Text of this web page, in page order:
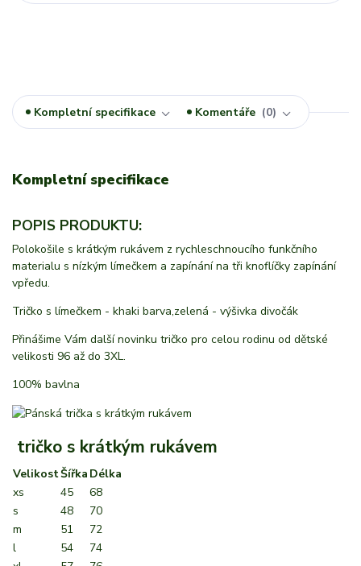
Kompletní specifikace Komentáře 0
Kompletní specifikace
POPIS PRODUKTU:
Polokošile s krátkým rukávem z rychleschnoucího funkčního
materialu s nízkým límečkem a zapínání na tři knoflíčky zapínání
vpředu.
Tričko s límečkem - khaki barva,zelená - výšivka divočák
Přinášime Vám další novinku tričko pro celou rodinu od dětské
velikosti 96 až do 3XL.
100% bavlna
tričko s krátkým rukávem
VelikostŠířka Délka
xs
45
68
s
48
70
m
51
72
l
54
74